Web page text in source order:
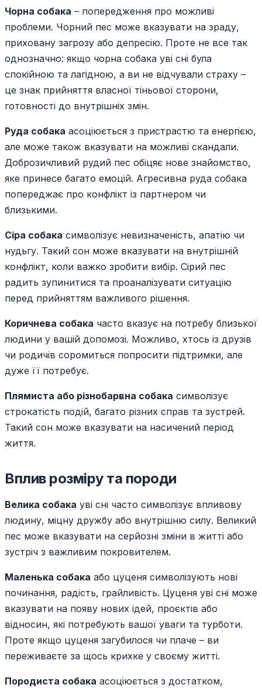
Чорна собака – попередження про можливі
проблеми. Чорний пес може вказувати на зраду,
приховану загрозу або депресію. Проте не все так
однозначно: якщо чорна собака уві сні була
спокійною та лагідною, а ви не відчували страху –
це знак прийняття власної тіньової сторони,
готовності до внутрішніх змін.
Руда собака асоціюється з пристрастю та енергією,
але може також вказувати на можливі скандали.
Доброзичливий рудий пес обіцяє нове знайомство,
яке принесе багато емоцій. Агресивна руда собака
попереджає про конфлікт із партнером чи
близькими.
Сіра собака символізує невизначеність, апатію чи
нудьгу. Такий сон може вказувати на внутрішній
конфлікт, коли важко зробити вибір. Сірий пес
радить зупинитися та проаналізувати ситуацію
перед прийняттям важливого рішення.
Коричнева собака часто вказує на потребу близької
людини у вашій допомозі. Можливо, хтось із друзів
чи родичів соромиться попросити підтримки, але
дуже її потребує.
Плямиста або різнобарвна собака символізує
строкатість подій, багато різних справ та зустрей.
Такий сон може вказувати на насичений період
життя.
Вплив розміру та породи
Велика собака уві сні часто символізує впливову
людину, міцну дружбу або внутрішню силу. Великий
пес може вказувати на серйозні зміни в житті або
зустріч з важливим покровителем.
Маленька собака або цуценя символізують нові
починання, радість, грайливість. Цуценя уві сні може
вказувати на появу нових ідей, проєктів або
відносин, які потребують вашої уваги та турботи.
Проте якщо цуценя загубилося чи плаче – ви
переживаєте за щось крихке у своєму житті.
Породиста собака асоціюється з достатком,